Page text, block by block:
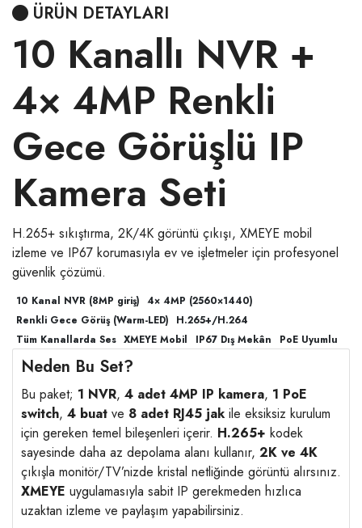
ÜRÜN DETAYLARI
10 Kanallı NVR +
4× 4MP Renkli
Gece Görüşlü IP
Kamera Seti
H.265+ sıkıştırma, 2K/4K görüntü çıkışı, XMEYE mobil
izleme ve IP67 korumasıyla ev ve işletmeler için profesyonel
güvenlik çözümü.
10 Kanal NVR (8MP giriş) 4× 4MP (2560×1440)
Renkli Gece Görüş (Warm-LED)
H.265+/H.264
Tüm Kanallarda Ses XMEYE Mobil IP67 Dış Mekân PoE Uyumlu
Neden Bu Set?
Bu paket; 1 NVR, 4 adet 4MP IP kamera, 1 PoE
switch, 4 buat ve 8 adet RJ45 jak ile eksiksiz kurulum
için gereken temel bileşenleri içerir. H.265+ kodek
sayesinde daha az depolama alanı kullanır, 2K ve 4K
çıkışla monitör/TV’nizde kristal netliğinde görüntü alırsınız.
XMEYE uygulamasıyla sabit IP gerekmeden hızlıca
uzaktan izleme ve paylaşım yapabilirsiniz.